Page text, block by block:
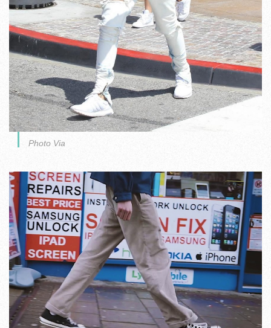
Photo Via